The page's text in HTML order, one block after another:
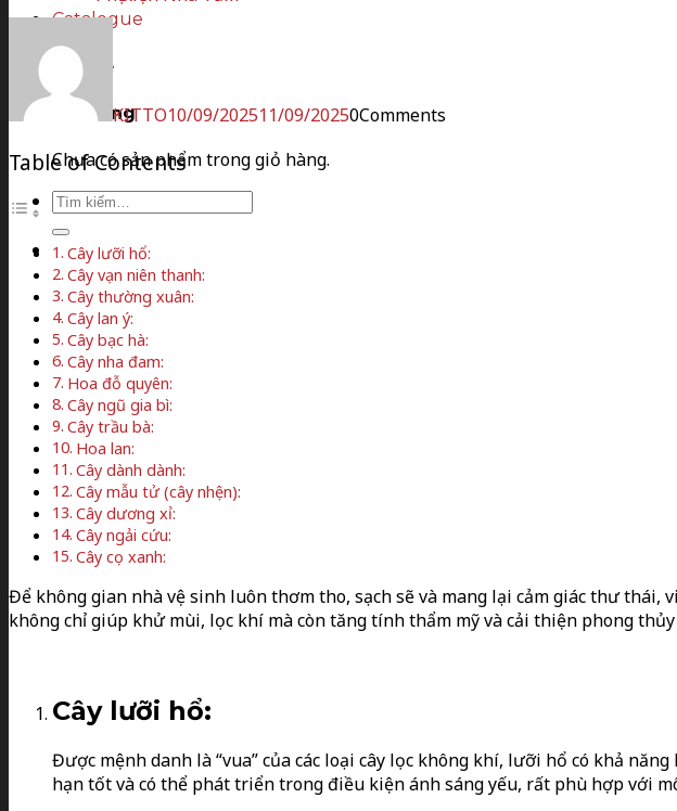
Catalogue
Tin tức
Liên hệ
Giỏ hàng
Chưa có sản phẩm trong giỏ hàng.
Tìm
kiếm:
KITTO10/09/202511/09/20250Comments
Table of Contents
Cây lưỡi hổ:
Cây vạn niên thanh:
Cây thường xuân:
Cây lan ý:
Cây bạc hà:
Cây nha đam:
Hoa đỗ quyên:
Cây ngũ gia bì:
Cây trầu bà:
Hoa lan:
Cây dành dành:
Cây mẫu tử (cây nhện):
Cây dương xỉ:
Cây ngải cứu:
Cây cọ xanh:
Để không gian nhà vệ sinh luôn thơm tho, sạch sẽ và mang lại cảm giác thư
không chỉ giúp khử mùi, lọc khí mà còn tăng tính thẩm mỹ và cải thiện phong thủy
Cây lưỡi hổ:
Được mệnh danh là “vua” của các loại cây lọc không khí, lưỡi hổ có khả
hạn tốt và có thể phát triển trong điều kiện ánh sáng yếu, rất phù hợp với